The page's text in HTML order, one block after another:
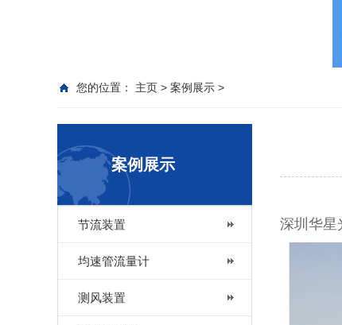
您的位置： 主页 > 案例展示 >
案例展示
节流装置
均速管流量计
测风装置
深圳华星